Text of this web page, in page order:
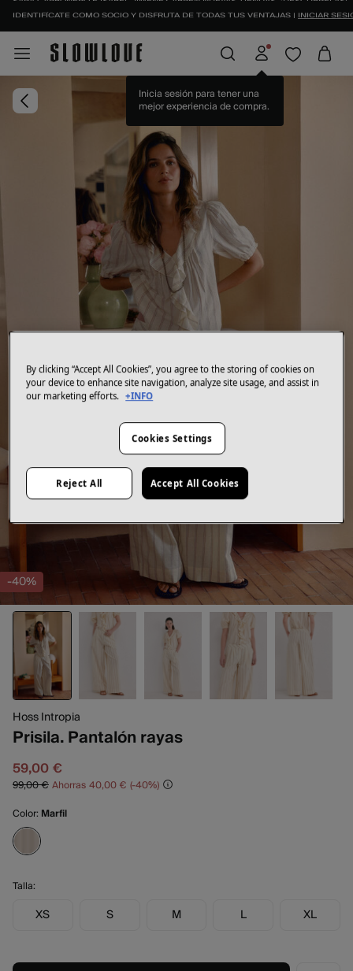
IDENTIFÍCATE COMO SOCIO Y DISFRUTA DE TODAS TUS VENTAJAS | INICIAR
Inicia sesión para tener una
mejor experiencia de compra.
-40%
Hoss Intropia
Prisila. Pantalón rayas
59,00 €
99,00 €Ahorras40,00 € 40
Color: Marfil
Talla:
XS S M L XL
By clicking “Accept All Cookies”, you agree to the storing of cookies on
your device to enhance site navigation, analyze site usage, and assist in
our marketing efforts. +INFO
Cookies Settings
Reject All Accept All Cookies